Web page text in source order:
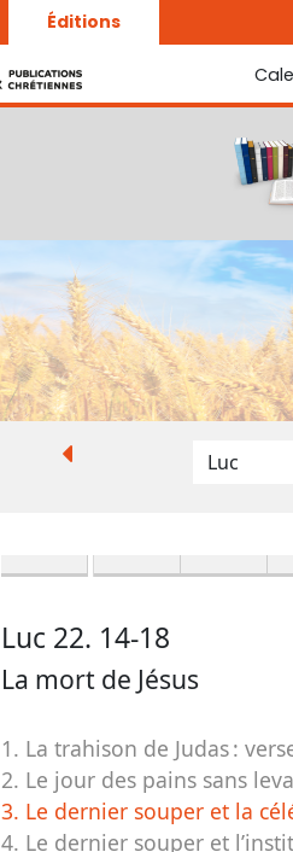
Éditions
La Bonne
Le Seigneur est
Luc 22. 14-18
La mort de Jésus
1. La trahison de Judas :
2. Le jour des pains sans
3. Le dernier souper et la
4. Le dernier souper et